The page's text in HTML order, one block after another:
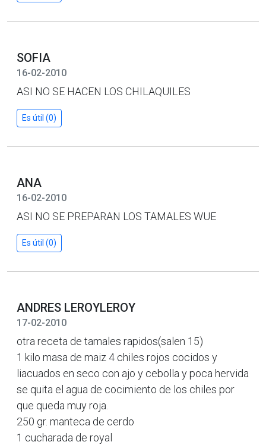
SOFIA
16-02-2010
ASI NO SE HACEN LOS CHILAQUILES
Es útil (0)
ANA
16-02-2010
ASI NO SE PREPARAN LOS TAMALES WUE
Es útil (0)
ANDRES LEROYLEROY
17-02-2010
otra receta de tamales rapidos(salen 15)
1 kilo masa de maiz 4 chiles rojos cocidos y
liacuados en seco con ajo y cebolla y poca hervida
se quita el agua de cocimiento de los chiles por
que queda muy roja.
250 gr. manteca de cerdo
1 cucharada de royal